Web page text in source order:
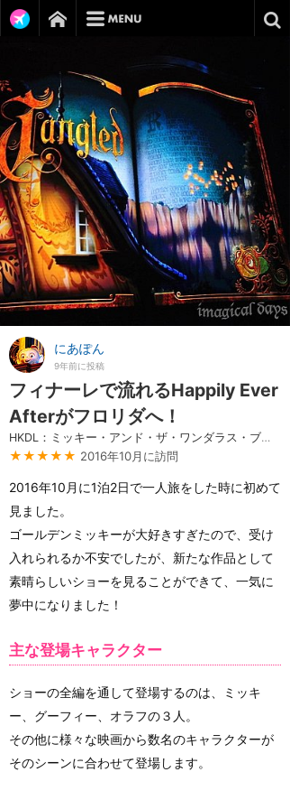
にあぽん
9年前に投稿
フィナーレで流れるHappily Ever
Afterがフロリダへ！
HKDL：ミッキー・アンド・ザ・ワンダラス・ブック
★★★★★ 2016年10月に訪問
2016年10月に1泊2日で一人旅をした時に初めて
見ました。
ゴールデンミッキーが大好きすぎたので、受け
入れられるか不安でしたが、新たな作品として
素晴らしいショーを見ることができて、一気に
夢中になりました！
主な登場キャラクター
ショーの全編を通して登場するのは、ミッキ
ー、グーフィー、オラフの３人。
その他に様々な映画から数名のキャラクターが
そのシーンに合わせて登場します。